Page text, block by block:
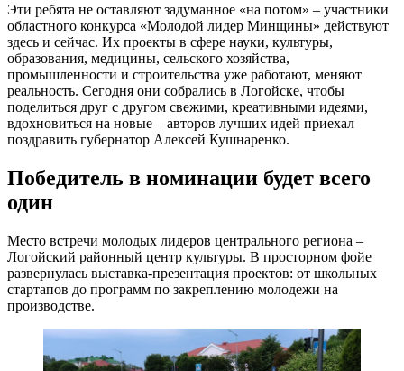
Эти ребята не оставляют задуманное «на потом» – участники
областного конкурса «Молодой лидер Минщины» действуют
здесь и сейчас. Их проекты в сфере науки, культуры,
образования, медицины, сельского хозяйства,
промышленности и строительства уже работают, меняют
реальность. Сегодня они собрались в Логойске, чтобы
поделиться друг с другом свежими, креативными идеями,
вдохновиться на новые – авторов лучших идей приехал
поздравить губернатор Алексей Кушнаренко.
Победитель в номинации будет всего
один
Место встречи молодых лидеров центрального региона –
Логойский районный центр культуры. В просторном фойе
развернулась выставка-презентация проектов: от школьных
стартапов до программ по закреплению молодежи на
производстве.